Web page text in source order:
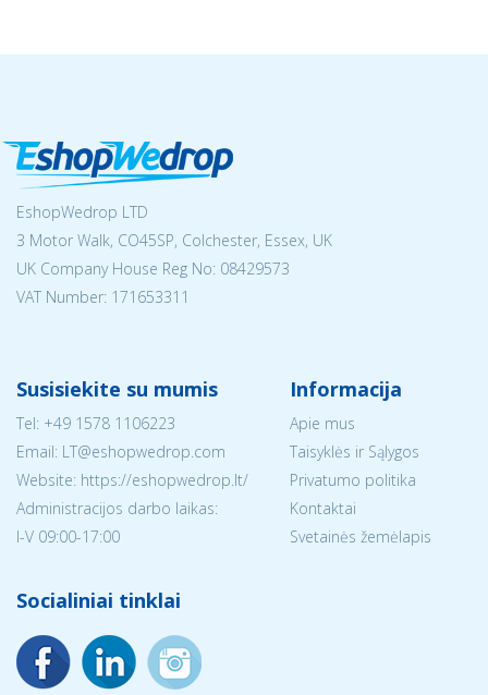
EshopWedrop LTD
3 Motor Walk, CO45SP, Colchester, Essex, UK
UK Company House Reg No: 08429573
VAT Number: 171653311
Susisiekite su mumis
Tel: +49 1578 1106223
Email: LT@eshopwedrop.com
Website: https://eshopwedrop.lt/
Administracijos darbo laikas:
I-V 09:00-17:00
Informacija
Apie mus
Taisyklės ir Sąlygos
Privatumo politika
Kontaktai
Svetainės žemėlapis
Socialiniai tinklai